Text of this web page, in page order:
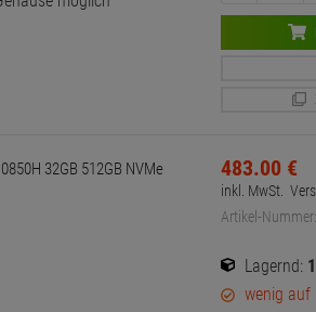
32GB 512GB NVMe
483.00 €
inkl. MwSt.
Artikel-
Lagernd: 1
wenig auf